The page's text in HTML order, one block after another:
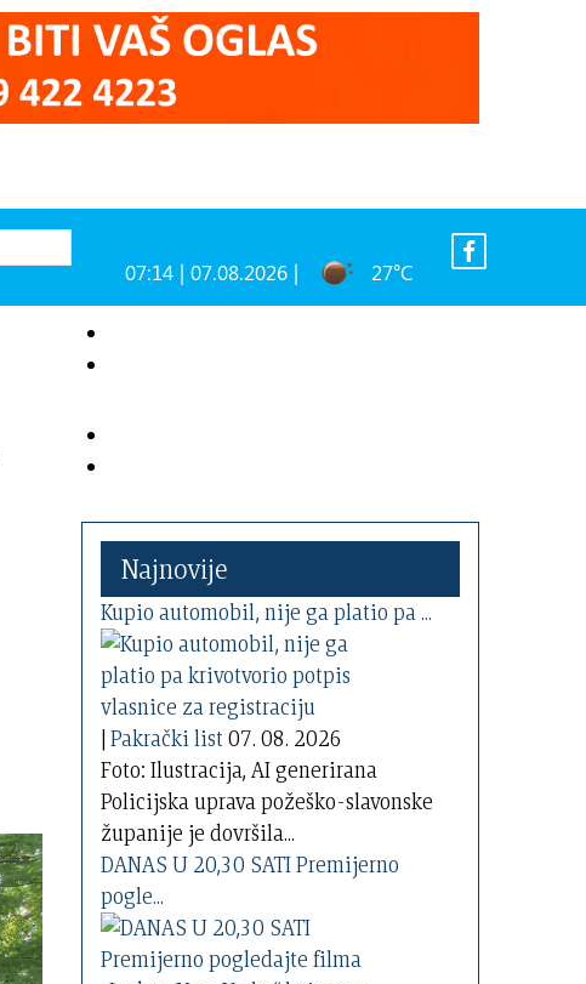
07:14 | 07.08.2026 | 27°C
Najnovije
Kupio automobil, nije ga platio pa ...
|Pakrački list07. 08. 2026
Foto: Ilustracija, AI generirana
Policijska uprava požeško-slavonske
županije je dovršila...
DANAS U 20,30 SATI Premijerno
pogle...